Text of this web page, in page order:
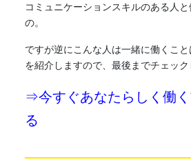
コミュニケーションスキルのある人
の。
ですが逆にこんな人は一緒に働くこ
を紹介しますので、最後までチェック
⇒今すぐあなたらしく働
る